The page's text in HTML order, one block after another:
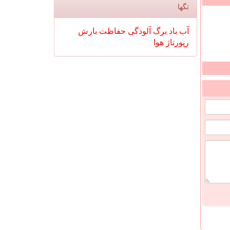
تگها
آب باد برگ آلودگی حفاظت بارش
رپورتاژ هوا